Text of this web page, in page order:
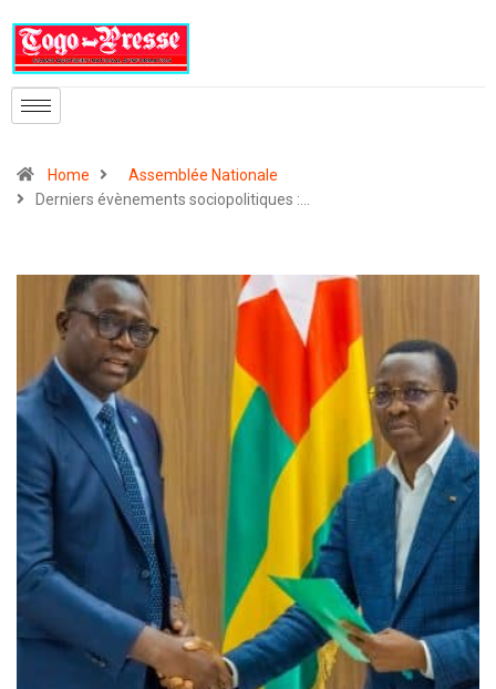
Home
Assemblée Nationale
Derniers évènements sociopolitiques :…